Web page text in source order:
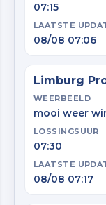
07:15
LAATSTE
08/08 07:06
Limburg
WEERBEELD
mooi weer
LOSSINGSUUR
07:30
LAATSTE
08/08 07:17